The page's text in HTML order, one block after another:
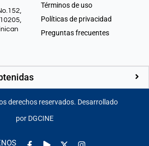
Términos de uso
Políticas de privacidad
Preguntas frecuentes
derechos reservados. Desarrollado
por DGCINE
Facebook-
Play Instagram